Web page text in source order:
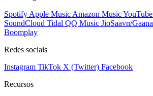
Spotify Apple Music Amazon MusicYouTube
SoundCloud Tidal QQ Music JioSaavn/Gaana
Boomplay
Redes sociais
Instagram TikTok X (Twitter) Facebook
Recursos